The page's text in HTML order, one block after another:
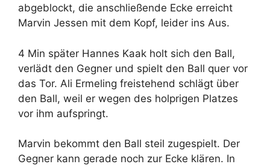
abgeblockt, die anschließende Ecke erreicht
Marvin Jessen mit dem Kopf, leider ins Aus.
4 Min später Hannes Kaak holt sich den Ball,
verlädt den Gegner und spielt den Ball quer vor
das Tor. Ali Ermeling freistehend schlägt über
den Ball, weil er wegen des holprigen Platzes
vor ihm aufspringt.
Marvin bekommt den Ball steil zugespielt. Der
Gegner kann gerade noch zur Ecke klären. In